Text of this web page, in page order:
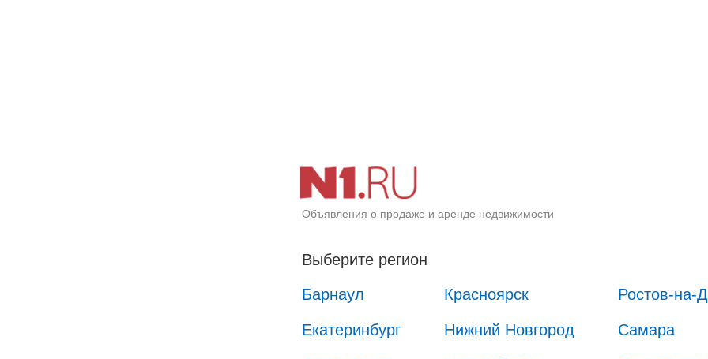
Объявления о продаже и аренде недвижимости
Выберите регион
Барнаул
Красноярск Ростов-на-
Екатеринбург Нижний Новгород Самара